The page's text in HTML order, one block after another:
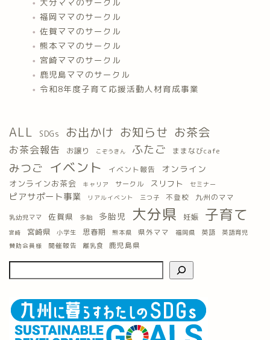
福岡ママのサークル
佐賀ママのサークル
熊本ママのサークル
宮崎ママのサークル
鹿児島ママのサークル
令和8年度子育て応援活動人材育成事業
ALL SDGs お出かけ お知らせ お茶会
お茶会報告 お譲り こぞうきん ふたご ままなびcafe
みつご イベント イベント報告 オンライン
オンラインお茶会 キャリア サークル スリフト セミナー
ピアサポート事業 リアルイベント 三つ子 不登校 九州のママ
乳幼児ママ 佐賀県 多胎 多胎児 大分県 妊娠 子育て
宮崎 宮崎県 小学生 思春期 熊本県 県外ママ 福岡県 英語 英語育児
賛助会員様 開催報告 離乳食 鹿児島県